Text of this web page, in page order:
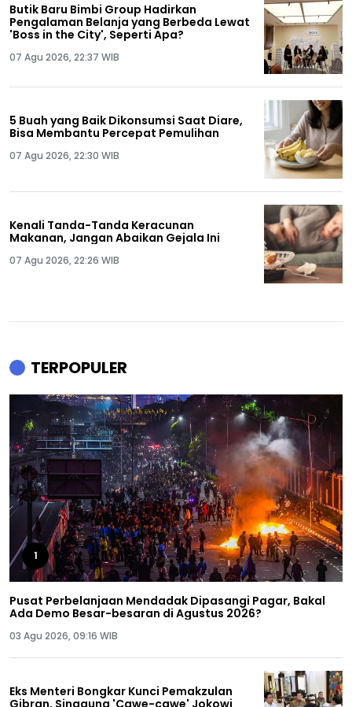
Butik Baru Bimbi Group Hadirkan
Pengalaman Belanja yang Berbeda Lewat
'Boss in the City', Seperti Apa?
07 Agu 2026, 22:37 WIB
5 Buah yang Baik Dikonsumsi Saat Diare,
Bisa Membantu Percepat Pemulihan
07 Agu 2026, 22:30 WIB
Kenali Tanda-Tanda Keracunan
Makanan, Jangan Abaikan Gejala Ini
07 Agu 2026, 22:26 WIB
TERPOPULER
1
Pusat Perbelanjaan Mendadak Dipasangi Pagar, Bakal
Ada Demo Besar-besaran di Agustus 2026?
03 Agu 2026, 09:16 WIB
Eks Menteri Bongkar Kunci Pemakzulan
Gibran, Singgung 'Cawe-cawe' Jokowi